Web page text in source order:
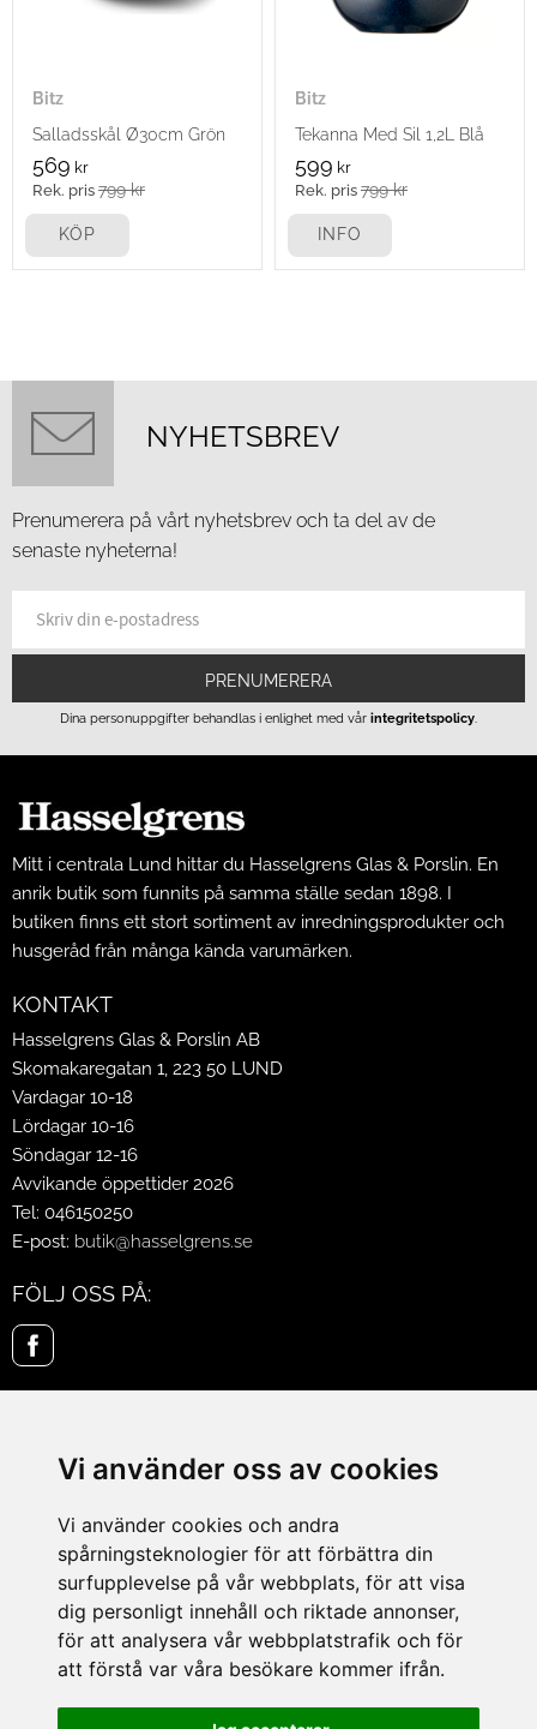
Vi använder oss av cookies
Vi använder cookies och andra
spårningsteknologier för att förbättra din
surfupplevelse på vår webbplats, för att visa
dig personligt innehåll och riktade annonser,
för att analysera vår webbplatstrafik och för
att förstå var våra besökare kommer ifrån.
Bitz
Salladsskål Ø30cm Grön
569 kr
799kr
KÖP
Bitz
Tekanna Med Sil 1,2L Blå
599 kr
799kr
INFO
NYHETSBREV
Prenumerera på vårt nyhetsbrev och ta del av de
senaste nyheterna!
PRENUMERERA
Dina personuppgifter behandlas i enlighet med vår integritetspolicy
Mitt i centrala Lund hittar du Hasselgrens Glas & Porslin. En
anrik butik som funnits på samma ställe sedan 1898. I
butiken finns ett stort sortiment av inredningsprodukter och
husgeråd från många kända varumärken.
KONTAKT
Hasselgrens Glas & Porslin AB
Skomakaregatan 1, 223 50 LUND
Vardagar 10-18
Lördagar 10-16
Söndagar 12-16
Avvikande öppettider 2026
Tel: 046150250
E-post: butik@hasselgrens.se
FÖLJ OSS PÅ:
Mina sidor
Policy & Cookies
Leveranser, reklamationer & returer
Jobba på Hasselgrens
Presentkort
LEVERANS